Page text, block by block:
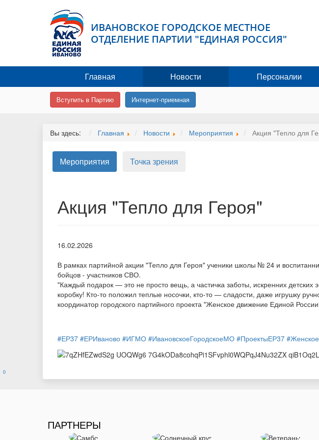
ИВАНОВСКОЕ ГОРОДСКОЕ МЕСТНОЕ
ОТДЕЛЕНИЕ ПАРТИИ "ЕДИНАЯ РОССИЯ"
Главная Новости Персоналии
Вступить в Партию Интернет-приемная
Вы здесь: Главная Новости Мероприятия Акция "Тепло для
Мероприятия Точка зрения
Акция "Тепло для Героя"
16.02.2026
В рамках партийной акции "Тепло для Героя" ученики школы № 24 и
бойцов - участников СВО.
"Каждый подарок — это не просто вещь, а частичка заботы, искренних
коробку! Кто‑то положил теплые носочки, кто‑то — сладости, даже игрушку
координатор городского партийного проекта "Женское движение Единой
#ЕР37 #ЕРИваново #ИГМО #ИвановскоеГородскоеМО #ПроектыЕР37
0
ПАРТНЕРЫ